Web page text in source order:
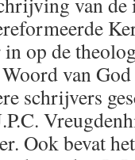
in op de
van
schrijvers
Ook bevat